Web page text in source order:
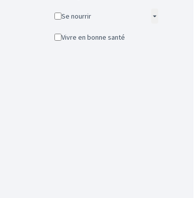
Se nourrir
Vivre en bonne santé